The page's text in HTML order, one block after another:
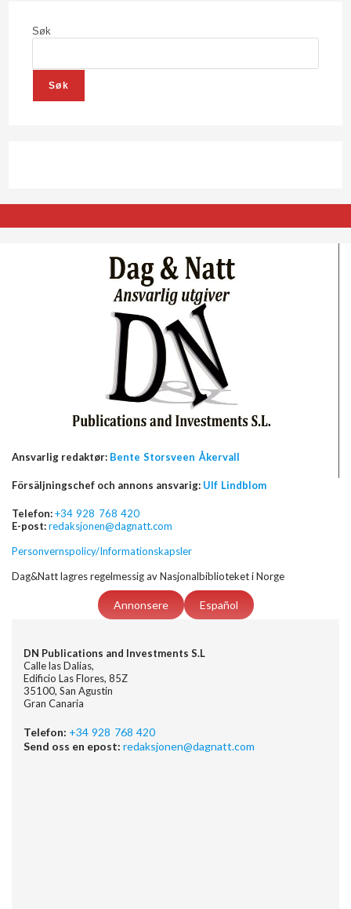
Søk
Søk
Ansvarlig redaktør: Bente Storsveen Åkervall
Försäljningschef och annons ansvarig: Ulf Lindblom
Telefon:+34 928 768 420
E-post:redaksjonen@dagnatt.com
Personvernspolicy/Informationskapsler
Dag&Natt lagres regelmessig av Nasjonalbiblioteket i Norge
Annonsere Español
DN Publications and Investments S.L
Calle las Dalias,
Edificio Las Flores, 85Z
35100, San Agustin
Gran Canaria
Telefon: +34 928 768 420
Send oss en epost: redaksjonen@dagnatt.com